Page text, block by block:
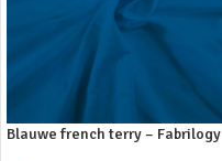
Blauwe french terry – Fabrilogy